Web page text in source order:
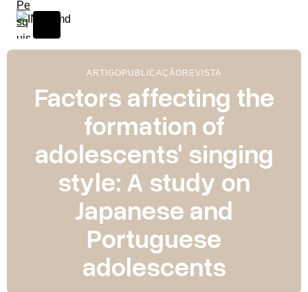
ARTIGO PUBLICAÇÃO REVISTA
Factors affecting the
formation of
adolescents' singing
style: A study on
Japanese and
Portuguese
adolescents